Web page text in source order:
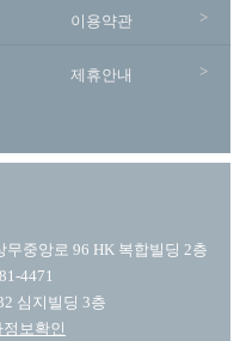
이용약관
제휴안내
중앙로 96 HK 복합빌딩 2층
4471
심지빌딩 3층
보확인